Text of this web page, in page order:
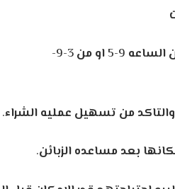
اومن3-9-
عمليهالشراء.
الزبائن.